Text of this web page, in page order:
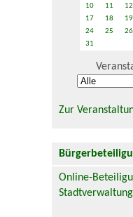
10
11 12
17
18 19
24
25 26
31
Zur
Online-
Stadtverwaltung